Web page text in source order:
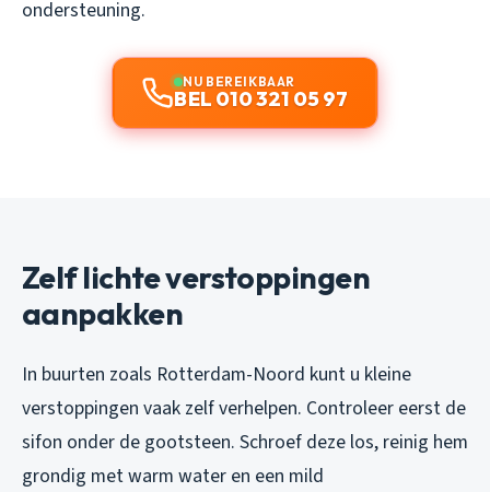
ondersteuning.
NU BEREIKBAAR
BEL 010 321 05 97
Zelf lichte verstoppingen
aanpakken
In buurten zoals Rotterdam-Noord kunt u kleine
verstoppingen vaak zelf verhelpen. Controleer eerst de
sifon onder de gootsteen. Schroef deze los, reinig hem
grondig met warm water en een mild